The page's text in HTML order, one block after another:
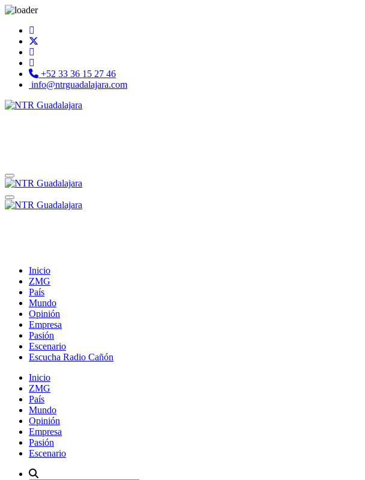
+52 33 36 15 27 46
info@ntrguadalajara.com
Inicio
ZMG
País
Mundo
Opinión
Empresa
Pasión
Escenario
Escucha Radio Cañón
Inicio
ZMG
País
Mundo
Opinión
Empresa
Pasión
Escenario